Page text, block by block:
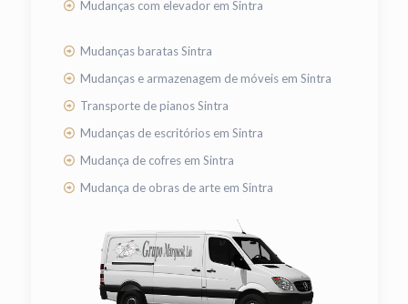
Mudanças com elevador em Sintra
Mudanças baratas Sintra
Mudanças e armazenagem de móveis em Sintra
Transporte de pianos Sintra
Mudanças de escritórios em Sintra
Mudança de cofres em Sintra
Mudança de obras de arte em Sintra